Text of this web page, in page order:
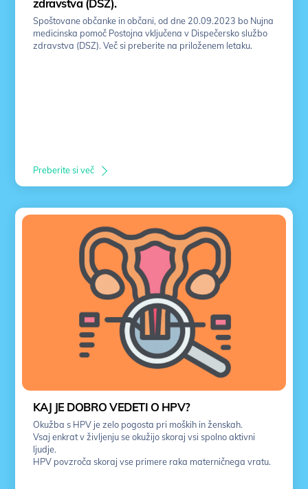
zdravstva (DSZ).
Spoštovane občanke in občani, od dne 20.09.2023 bo Nujna
medicinska pomoč Postojna vključena v Dispečersko službo
zdravstva (DSZ). Več si preberite na priloženem letaku.
Preberite si več
KAJ JE DOBRO VEDETI O HPV?
Okužba s HPV je zelo pogosta pri moških in ženskah.
Vsaj enkrat v življenju se okužijo skoraj vsi spolno aktivni
ljudje.
HPV povzroča skoraj vse primere raka materničnega vratu.